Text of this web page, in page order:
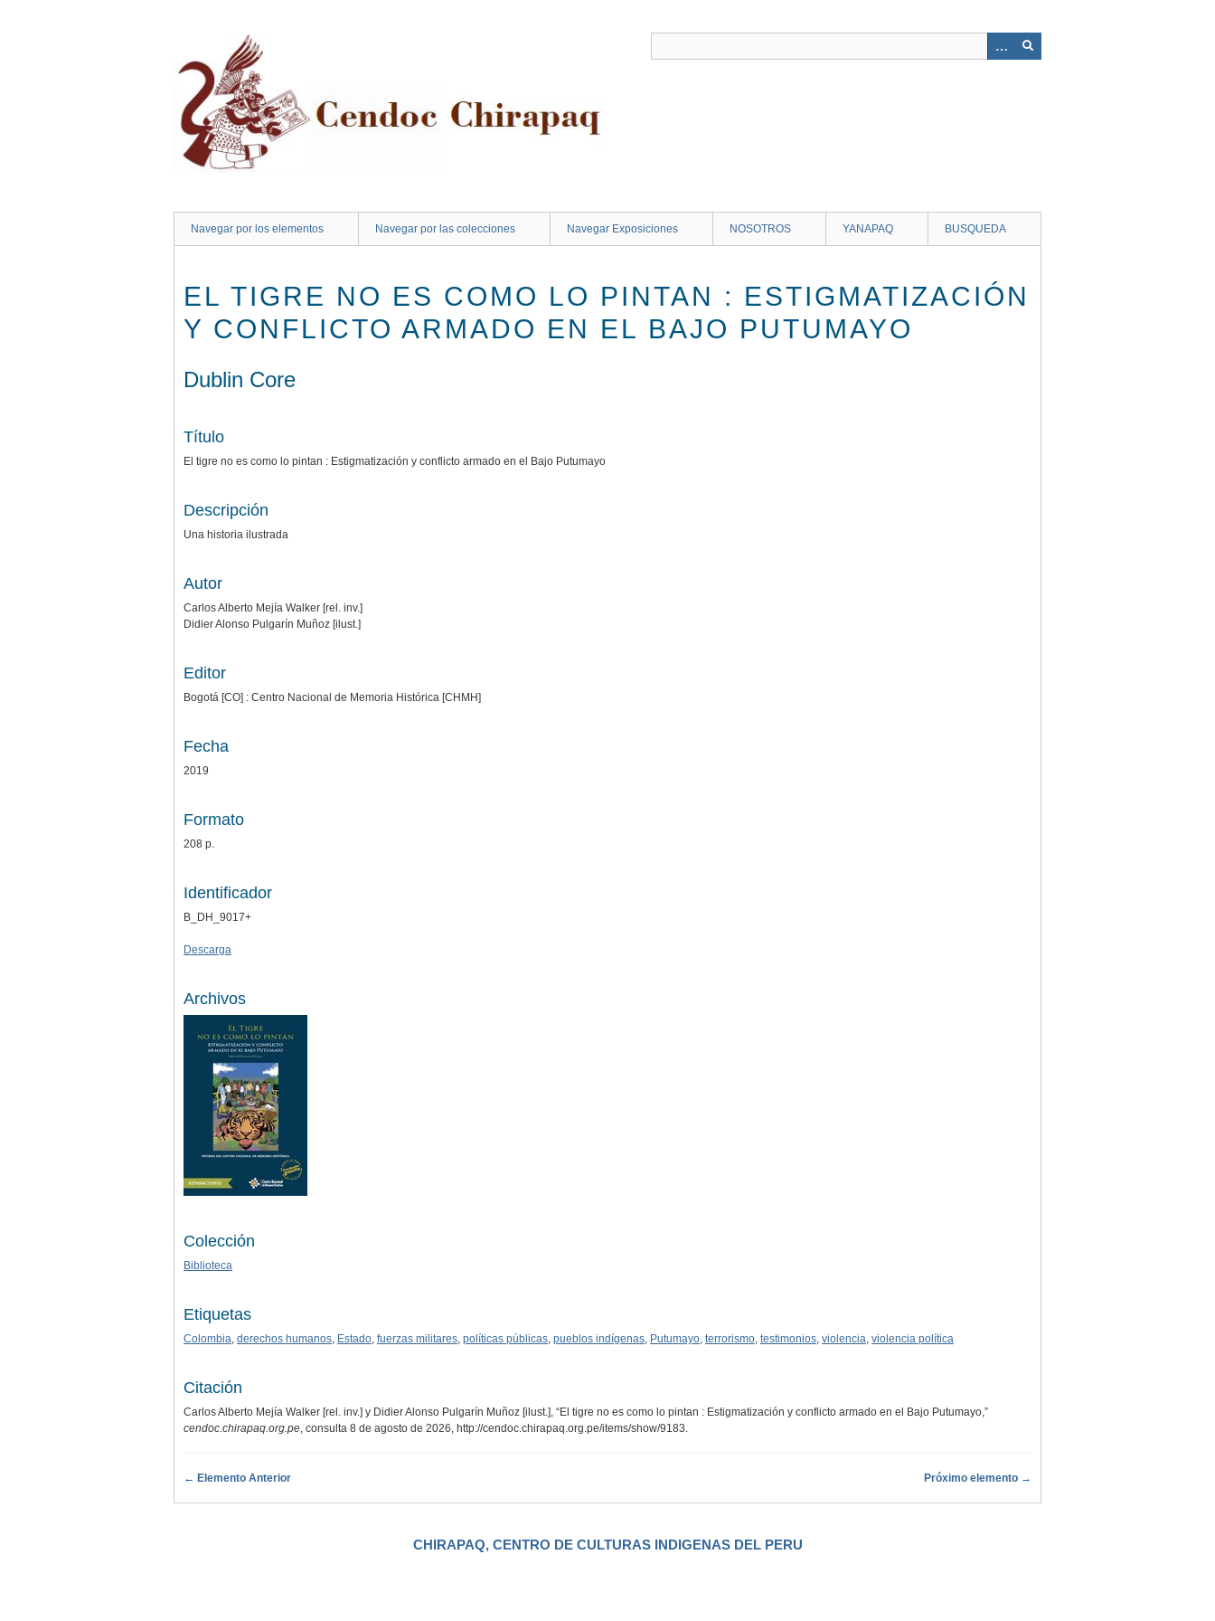
Navegar por los elementos Navegar por las colecciones Navegar Exposiciones NOSOTROS YANAPAQ BUSQUEDA
EL TIGRE NO ES COMO LO PINTAN : ESTIGMATIZACIÓN
Y CONFLICTO ARMADO EN EL BAJO PUTUMAYO
Dublin Core
Título
El tigre no es como lo pintan : Estigmatización y conflicto armado en el Bajo Putumayo
Descripción
Una historia ilustrada
Autor
Carlos Alberto Mejía Walker [rel. inv.]
Didier Alonso Pulgarín Muñoz [ilust.]
Editor
Bogotá [CO] : Centro Nacional de Memoria Histórica [CHMH]
Fecha
2019
Formato
208 p.
Identificador
B_DH_9017+
Descarga
Archivos
Colección
Biblioteca
Etiquetas
Colombia derechos humanos Estado fuerzas militares políticas públicas pueblos indígenas Putumayo terrorismo testimonios violencia violencia política
Citación
Carlos Alberto Mejía Walker [rel. inv.] y Didier Alonso Pulgarín Muñoz [ilust.], “El tigre no es como lo pintan : Estigmatización y conflicto armado en el Bajo Putumayo,”
cendoc.chirapaq.org.pe , consulta 8 de agosto de 2026, http://cendoc.chirapaq.org.pe/items/show/9183
← Elemento Anterior Próximo elemento →
CHIRAPAQ, CENTRO DE CULTURAS INDIGENAS DEL PERU